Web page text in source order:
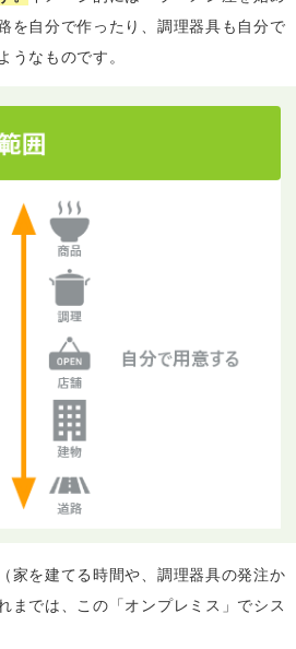
を自分で作ったり、調理器具も自分で
なものです。
家を建てる時間や、調理器具の発注か
までは、この「オンプレミス」でシス